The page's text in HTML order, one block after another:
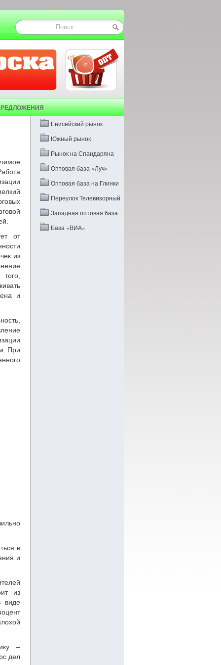
от
из
и
При
в
и
из
виде
–
дел
Енисейский рынок
Южный рынок
Рынок на Спандаряна
Оптовая база «Луч»
Оптовая база на Глинки
Переулок Телевизорный
Западная оптовая база
База «ВИА»